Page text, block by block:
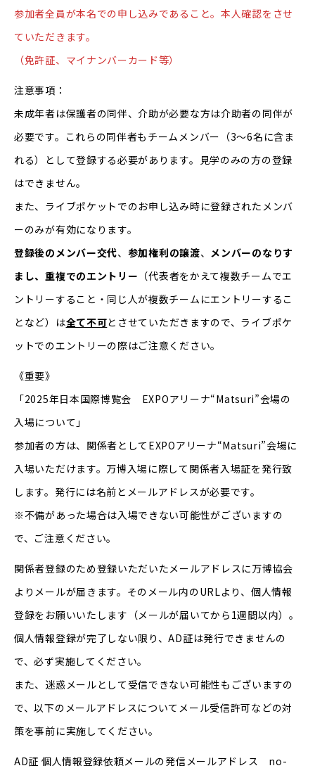
参加者全員が本名での申し込みであること。本人確認をさせ
ていただきます。
（免許証、マイナンバーカード等）
注意事項：
未成年者は保護者の同伴、介助が必要な方は介助者の同伴が
必要です。これらの同伴者もチームメンバー（3～6名に含ま
れる）として登録する必要があります。見学のみの方の登録
はできません。
また、ライブポケットでのお申し込み時に登録されたメンバ
ーのみが有効になります。
登録後のメンバー交代、 参加権利の譲渡、 メンバーのなりす
まし、重複でのエントリー （代表者をかえて複数チームでエ
ントリーすること・同じ人が複数チームにエントリーするこ
となど）は全て不可とさせていただきますので、ライブポケ
ットでのエントリーの際はご注意ください。
《重要》
「2025年日本国際博覧会 EXPOアリーナ“Matsuri”会場の
入場について」
参加者の方は、関係者としてEXPOアリーナ“Matsuri”会場に
入場いただけます。万博入場に際して関係者入場証を発行致
します。発行には名前とメールアドレスが必要です。
※不備があった場合は入場できない可能性がございますの
で、ご注意ください。
関係者登録のため登録いただいたメールアドレスに万博協会
よりメールが届きます。そのメール内のURLより、個人情報
登録をお願いいたします（メールが届いてから1週間以内）。
個人情報登録が完了しない限り、AD証は発行できませんの
で、必ず実施してください。
また、迷惑メールとして受信できない可能性もございますの
で、以下のメールアドレスについてメール受信許可などの対
策を事前に実施してください。
AD証 個人情報登録依頼メールの発信メールアドレス no-